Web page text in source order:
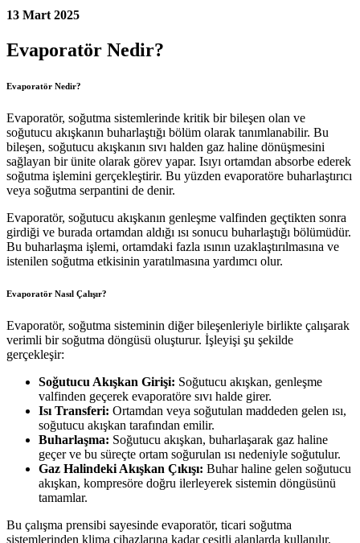
13 Mart 2025
Evaporatör Nedir?
Evaporatör Nedir?
Evaporatör, soğutma sistemlerinde kritik bir bileşen olan ve
soğutucu akışkanın buharlaştığı bölüm olarak tanımlanabilir. Bu
bileşen, soğutucu akışkanın sıvı halden gaz haline dönüşmesini
sağlayan bir ünite olarak görev yapar. Isıyı ortamdan absorbe ederek
soğutma işlemini gerçekleştirir. Bu yüzden evaporatöre buharlaştırıcı
veya soğutma serpantini de denir.
Evaporatör, soğutucu akışkanın genleşme valfinden geçtikten sonra
girdiği ve burada ortamdan aldığı ısı sonucu buharlaştığı bölümüdür.
Bu buharlaşma işlemi, ortamdaki fazla ısının uzaklaştırılmasına ve
istenilen soğutma etkisinin yaratılmasına yardımcı olur.
Evaporatör Nasıl Çalışır?
Evaporatör, soğutma sisteminin diğer bileşenleriyle birlikte çalışarak
verimli bir soğutma döngüsü oluşturur. İşleyişi şu şekilde
gerçekleşir:
Soğutucu Akışkan Girişi: Soğutucu akışkan, genleşme
valfinden geçerek evaporatöre sıvı halde girer.
Isı Transferi: Ortamdan veya soğutulan maddeden gelen ısı,
soğutucu akışkan tarafından emilir.
Buharlaşma: Soğutucu akışkan, buharlaşarak gaz haline
geçer ve bu süreçte ortam soğurulan ısı nedeniyle soğutulur.
Gaz Halindeki Akışkan Çıkışı: Buhar haline gelen soğutucu
akışkan, kompresöre doğru ilerleyerek sistemin döngüsünü
tamamlar.
Bu çalışma prensibi sayesinde evaporatör, ticari soğutma
sistemlerinden klima cihazlarına kadar çeşitli alanlarda kullanılır.